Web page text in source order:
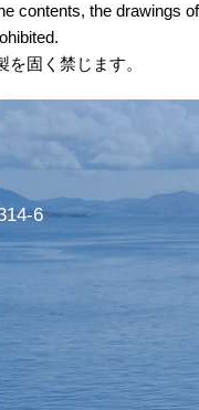
contents, the drawings of
固く禁じます。
6